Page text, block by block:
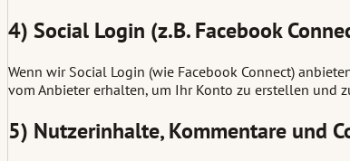
4) Social Login (z.B. Facebook
Wenn wir Social Login (wie Facebook Connect)
vom Anbieter erhalten, um Ihr Konto zu erstellen und
5) Nutzerinhalte, Kommentare und